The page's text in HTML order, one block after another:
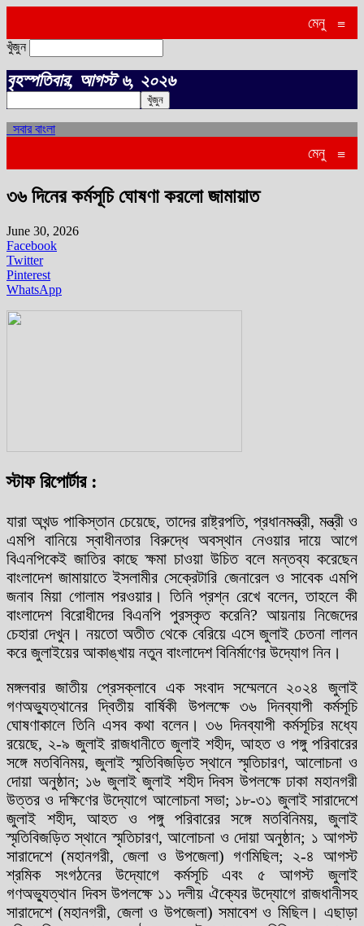
মেনু ≡
খুঁজুন
বৃহস্পতিবার, আগস্ট ৬, ২০২৬
সবার বাংলা
মেনু ≡
৩৬ দিনের কর্মসূচি ঘোষণা করলো জামায়াত
June 30, 2026
Facebook
Twitter
Pinterest
WhatsApp
স্টাফ রিপোর্টার :
যারা অখন্ড পাকিস্তান চেয়েছে, তাদের রাষ্ট্রপতি, প্রধানমন্ত্রী, মন্ত্রী ও
এমপি বানিয়ে স্বাধীনতার বিরুদ্ধে অবস্থান নেওয়ার দায়ে আগে
বিএনপিকেই জাতির কাছে ক্ষমা চাওয়া উচিত বলে মন্তব্য করেছেন
বাংলাদেশ জামায়াতে ইসলামীর সেক্রেটারি জেনারেল ও সাবেক এমপি
জনাব মিয়া গোলাম পরওয়ার। তিনি প্রশ্ন রেখে বলেন, তাহলে কী
বাংলাদেশ বিরোধীদের বিএনপি পুরস্কৃত করেনি? আয়নায় নিজেদের
চেহারা দেখুন। নয়তো অতীত থেকে বেরিয়ে এসে জুলাই চেতনা লালন
করে জুলাইয়ের আকাঙ্খায় নতুন বাংলাদেশ বিনির্মাণের উদ্যোগ নিন।
মঙ্গলবার জাতীয় প্রেসক্লাবে এক সংবাদ সম্মেলনে ২০২৪ জুলাই
গণঅভ্যুত্থানের দ্বিতীয় বার্ষিকী উপলক্ষে ৩৬ দিনব্যাপী কর্মসূচি
ঘোষণাকালে তিনি এসব কথা বলেন। ৩৬ দিনব্যাপী কর্মসূচির মধ্যে
রয়েছে, ২-৯ জুলাই রাজধানীতে জুলাই শহীদ, আহত ও পঙ্গু পরিবারের
সঙ্গে মতবিনিময়, জুলাই স্মৃতিবিজড়িত স্থানে স্মৃতিচারণ, আলোচনা ও
দোয়া অনুষ্ঠান; ১৬ জুলাই জুলাই শহীদ দিবস উপলক্ষে ঢাকা মহানগরী
উত্তর ও দক্ষিণের উদ্যোগে আলোচনা সভা; ১৮-৩১ জুলাই সারাদেশে
জুলাই শহীদ, আহত ও পঙ্গু পরিবারের সঙ্গে মতবিনিময়, জুলাই
স্মৃতিবিজড়িত স্থানে স্মৃতিচারণ, আলোচনা ও দোয়া অনুষ্ঠান; ১ আগস্ট
সারাদেশে (মহানগরী, জেলা ও উপজেলা) গণমিছিল; ২-৪ আগস্ট
শ্রমিক সংগঠনের উদ্যোগে কর্মসূচি এবং ৫ আগস্ট জুলাই
গণঅভ্যুত্থান দিবস উপলক্ষে ১১ দলীয় ঐক্যের উদ্যোগে রাজধানীসহ
সারাদেশে (মহানগরী, জেলা ও উপজেলা) সমাবেশ ও মিছিল। এছাড়া